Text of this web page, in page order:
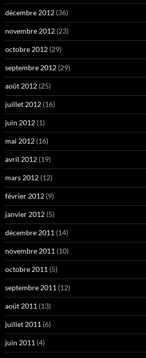
décembre 2012 (36)
novembre 2012 (23)
octobre 2012 (29)
septembre 2012 (29)
août 2012 (25)
juillet 2012 (16)
juin 2012 (1)
mai 2012 (16)
avril 2012 (19)
mars 2012 (12)
février 2012 (9)
janvier 2012 (5)
décembre 2011 (14)
novembre 2011 (10)
octobre 2011 (5)
septembre 2011 (12)
août 2011 (13)
juillet 2011 (6)
juin 2011 (4)